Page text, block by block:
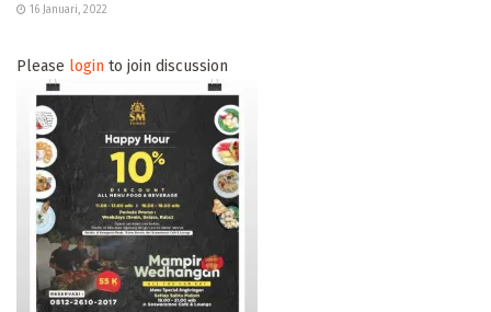
16 Januari, 2022
Please login to join discussion